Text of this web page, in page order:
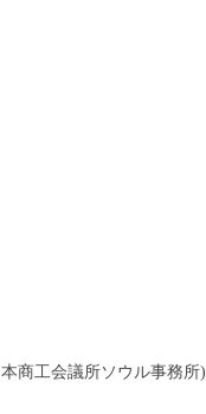
商工会議所ソウル事務所)